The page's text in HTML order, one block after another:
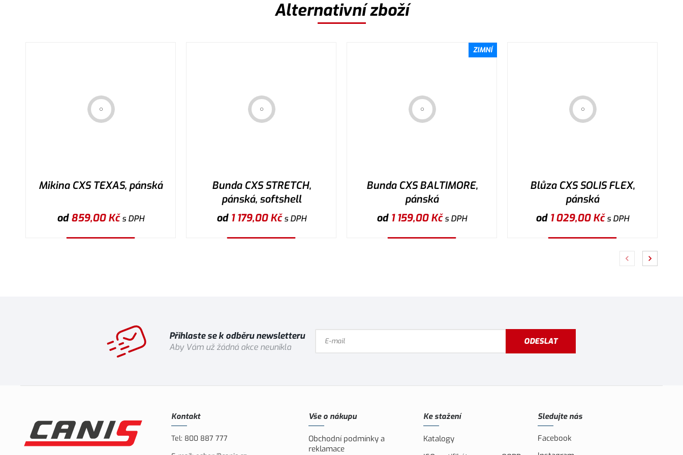
Alternativní zboží
Mikina CXS TEXAS, pánská
od859,00Kčs DPH
Bunda CXS STRETCH,
pánská, softshell
od 1 179,00Kčs DPH
ZIMNÍ
Bunda CXS BALTIMORE,
pánská
od 1 159,00Kčs DPH
Blůza CXS SOLIS FLEX,
pánská
od 1 029,00Kčs DPH
Přihlaste se k odběru newsletteru
Aby Vám už žádná akce neunikla
ODESLAT
Kontakt
Tel: 800 887 777
Vše o nákupu
Obchodní podmínky a
reklamace
Ke stažení
Katalogy
Sledujte nás
Facebook